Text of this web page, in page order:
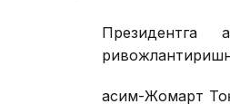
Президентга
Қасим-Жомарт